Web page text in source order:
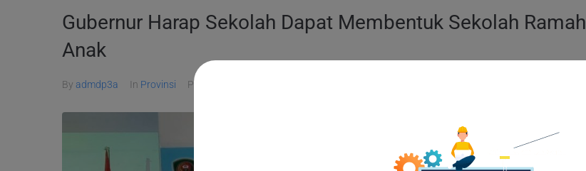
Gubernur Harap Sekolah Dapat Membentuk Sekolah Ramah
Anak
By admdp3a In Provinsi Posted